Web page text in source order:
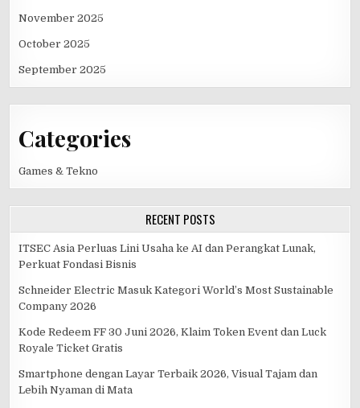
November 2025
October 2025
September 2025
Categories
Games & Tekno
RECENT POSTS
ITSEC Asia Perluas Lini Usaha ke AI dan Perangkat Lunak,
Perkuat Fondasi Bisnis
Schneider Electric Masuk Kategori World’s Most Sustainable
Company 2026
Kode Redeem FF 30 Juni 2026, Klaim Token Event dan Luck
Royale Ticket Gratis
Smartphone dengan Layar Terbaik 2026, Visual Tajam dan
Lebih Nyaman di Mata